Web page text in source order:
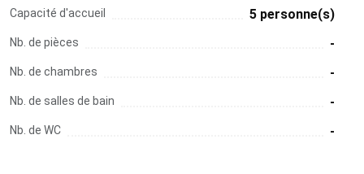
Capacité d'accueil 5 personne(s)
Nb. de pièces -
Nb. de chambres -
Nb. de salles de bain -
Nb. de WC -